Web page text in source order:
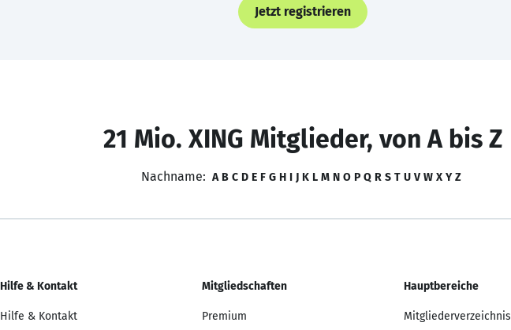
Jetzt registrieren
21 Mio. XING Mitglieder, von A bis Z
Nachname: A B C D E F G H I J K L M N O P Q R S T U V W X Y Z
Hilfe & Kontakt
Hilfe & Kontakt
Mitgliedschaften
Premium
Hauptbereiche
Mitgliederverzeichnis